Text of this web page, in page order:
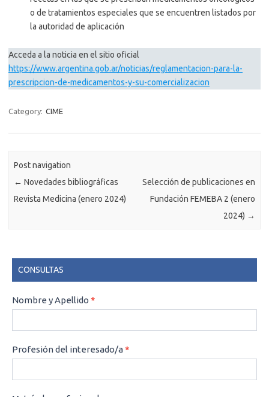
o de tratamientos especiales que se encuentren listados por
la autoridad de aplicación
Acceda a la noticia en el sitio oficial
https://www.argentina.gob.ar/noticias/reglamentacion-para-la-
prescripcion-de-medicamentos-y-su-comercializacion
Category: CIME
Post navigation
← Novedades bibliográficas
Revista Medicina (enero 2024)
Selección de publicaciones en
Fundación FEMEBA 2 (enero
2024) →
CONSULTAS
CONSULTAS
Nombre y Apellido *
Profesión del interesado/a*